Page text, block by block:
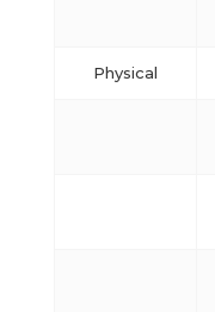
Physical